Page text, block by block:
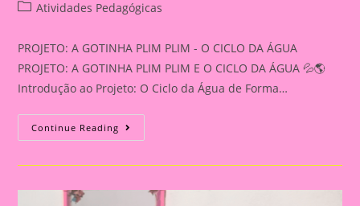
PostAtividades Pedagógicas
PROJETO: A GOTINHA PLIM PLIM - O CICLO DA ÁGUA
PROJETO: A GOTINHA PLIM PLIM E O CICLO DA ÁGUA 💦🌎
Introdução ao Projeto: O Ciclo da Água de Forma…
Continue Reading PROJETO:
A
O